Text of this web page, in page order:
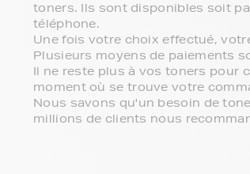
toners. Ils sont disponibles soit
téléphone.
Une fois votre choix effectué,
Plusieurs moyens de paiements
Il ne reste plus à vos toners pour
moment où se trouve votre
Nous savons qu'un besoin de
millions de clients nous